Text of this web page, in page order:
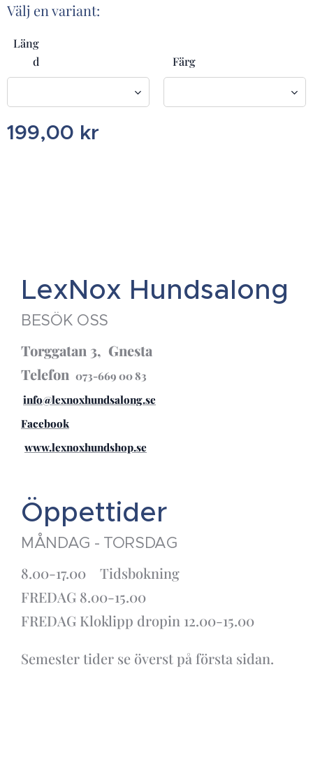
Välj en variant:
Läng
d
Färg
199,00 kr
LexNox Hundsalong
BESÖK OSS
Torggatan 3, Gnesta
Telefon 073-669 00 83
info@lexnoxhundsalong.se
Facebook
www.lexnoxhundshop.se
Öppettider
MÅNDAG - TORSDAG
8.00-17.00 Tidsbokning
FREDAG 8.00-15.00
FREDAG Kloklipp dropin 12.00-15.00
Semester tider se överst på första sidan.